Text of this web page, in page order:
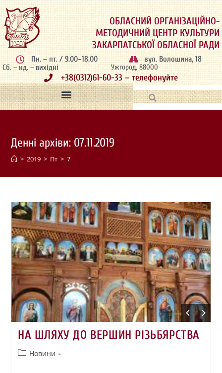
ОБЛАСНИЙ ОРГАНІЗАЦІЙНО-
МЕТОДИЧНИЙ ЦЕНТР КУЛЬТУРИ
ЗАКАРПАТСЬКОЇ ОБЛАСНОЇ РАДИ
Пн. – пт. / 9.00–18.00
Сб. – нд. – вихідні
вул. Волошина, 18
Ужгород, 88000
+38(0312)61-60-33 – телефонуйте
Денні архіви: 07.11.2019
> 2019 > Пт > 7
НА ШЛЯХУ ДО ВЕРШИН РІЗЬБЯРСТВА
Новини